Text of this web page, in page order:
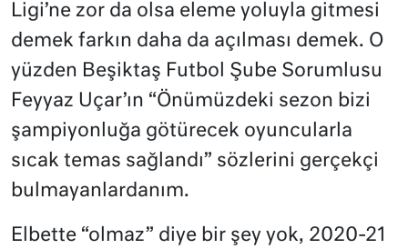
Ligi’ne zor da olsa eleme yoluyla gitmesi
demek farkın daha da açılması demek. O
yüzden Beşiktaş Futbol Şube Sorumlusu
Feyyaz Uçar’ın “Önümüzdeki sezon bizi
şampiyonluğa götürecek oyuncularla
sıcak temas sağlandı” sözlerini gerçekçi
bulmayanlardanım.
Elbette “olmaz” diye bir şey yok, 2020-21